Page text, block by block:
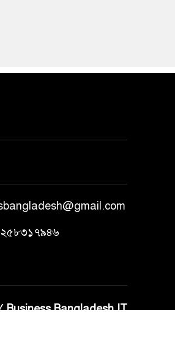
Business Bangladesh IT